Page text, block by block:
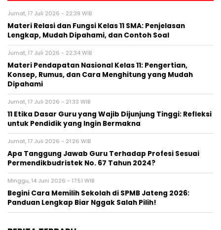
Jumat, 17 Juli 2026 - 22:39 WIB
Materi Relasi dan Fungsi Kelas 11 SMA: Penjelasan
Lengkap, Mudah Dipahami, dan Contoh Soal
Jumat, 17 Juli 2026 - 22:34 WIB
Materi Pendapatan Nasional Kelas 11: Pengertian,
Konsep, Rumus, dan Cara Menghitung yang Mudah
Dipahami
Jumat, 17 Juli 2026 - 21:33 WIB
11 Etika Dasar Guru yang Wajib Dijunjung Tinggi: Refleksi
untuk Pendidik yang Ingin Bermakna
Jumat, 17 Juli 2026 - 21:26 WIB
Apa Tanggung Jawab Guru Terhadap Profesi Sesuai
Permendikbudristek No. 67 Tahun 2024?
Minggu, 14 Juni 2026 - 17:51 WIB
Begini Cara Memilih Sekolah di SPMB Jateng 2026:
Panduan Lengkap Biar Nggak Salah Pilih!